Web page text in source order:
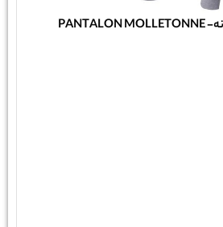
شلوار اسلش طوسی زنانه- PANTALON MOLLETONNE